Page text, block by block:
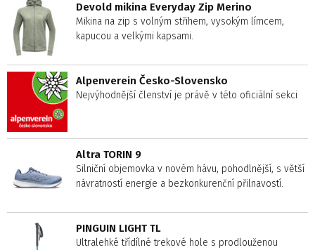
Devold mikina Everyday Zip Merino
Mikina na zip s volným střihem, vysokým límcem,
kapucou a velkými kapsami.
Alpenverein Česko-Slovensko
Nejvýhodnější členství je právě v této oficiální sekci
Altra TORIN 9
Silniční objemovka v novém hávu, pohodlnější, s větší
návratností energie a bezkonkurenční přilnavostí.
PINGUIN LIGHT TL
Ultralehké třídílné trekové hole s prodlouženou